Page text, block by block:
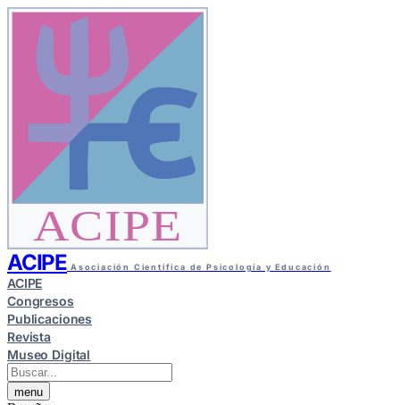
ACIPE
ACIPE Asociación Científica de Psicología y Educación
ACIPE
Congresos
Publicaciones
Revista
Museo Digital
menu